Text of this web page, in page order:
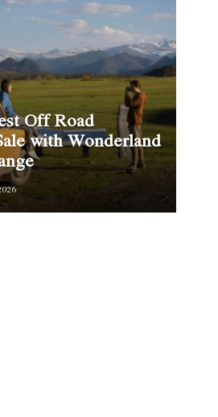
Off Road
with Wonderland